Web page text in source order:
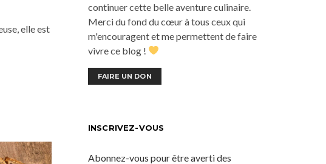
elle est
continuer cette belle aventure culinaire.
Merci du fond du cœur à tous ceux qui
m'encouragent et me permettent de faire
vivre ce blog !
FAIRE UN DON
INSCRIVEZ-VOUS
Abonnez-vous pour être averti des